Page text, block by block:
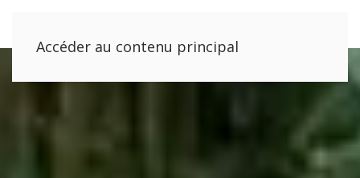
Accéder au contenu principal